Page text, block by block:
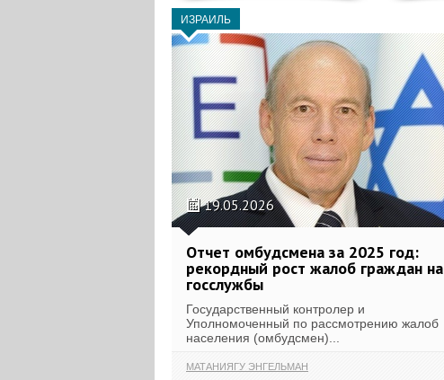
ИЗРАИЛЬ
19.05.2026
Отчет омбудсмена за 2025 год:
рекордный рост жалоб граждан на
госслужбы
Государственный контролер и
Уполномоченный по рассмотрению жалоб
населения (омбудсмен)...
МАТАНИЯГУ ЭНГЕЛЬМАН